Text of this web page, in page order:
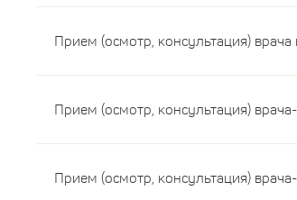
Прием (осмотр, консультация)
Прием (осмотр, консультация)
Прием (осмотр, консультация)